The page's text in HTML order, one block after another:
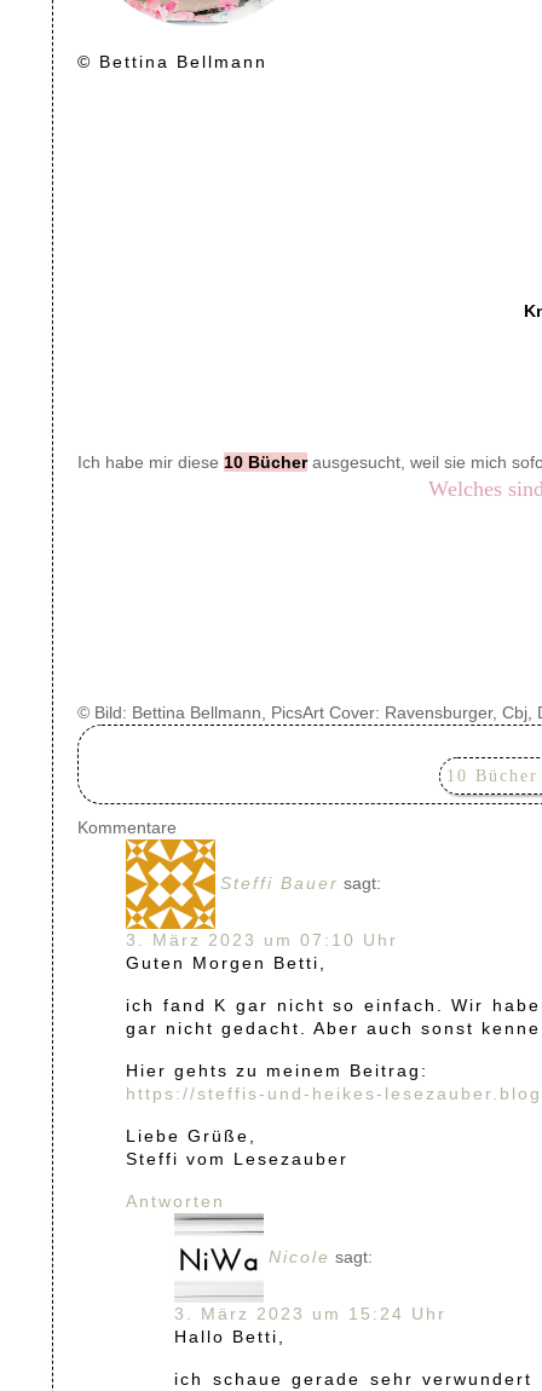
© Bettina Bellmann
Ich habe mir diese 10 Bücherausgesucht, weil sie mich
Welches
© Bild: Bettina Bellmann, PicsArt Cover: Ravensburger,
10
Kommentare
Steffi Bauer sagt:
3. März 2023 um 07:10 Uhr
Guten Morgen Betti,
ich fand K gar nicht so einfach. Wir
gar nicht gedacht. Aber auch sonst
Hier gehts zu meinem Beitrag:
https://steffis-und-heikes-
Liebe Grüße,
Steffi vom Lesezauber
Antworten
Nicole sagt:
3. März 2023 um 15:24 Uhr
Hallo Betti,
ich schaue gerade sehr